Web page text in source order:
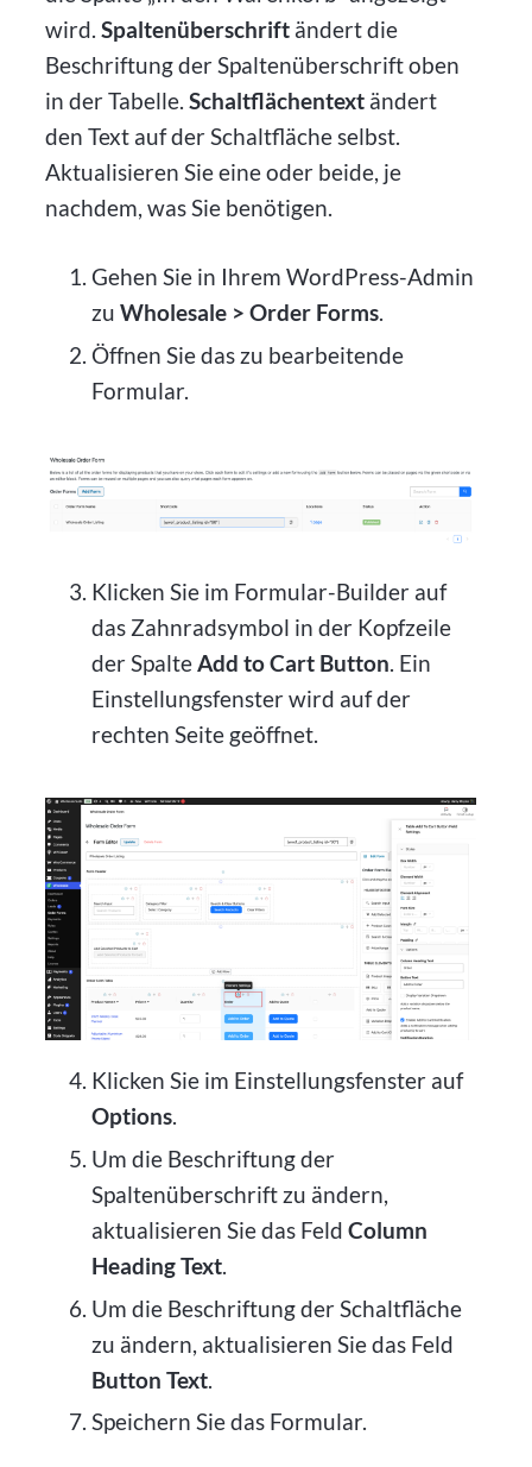
wird.Spaltenüberschrift ändert die
Beschriftung der Spaltenüberschrift oben
in der Tabelle.Schaltflächentext ändert
den Text auf der Schaltfläche selbst.
Aktualisieren Sie eine oder beide, je
nachdem, was Sie benötigen.
Gehen Sie in Ihrem WordPress-Admin
zu Wholesale > Order Forms.
Öffnen Sie das zu bearbeitende
Formular.
Klicken Sie im Formular-Builder auf
das Zahnradsymbol in der Kopfzeile
der Spalte Add to Cart Button . Ein
Einstellungsfenster wird auf der
rechten Seite geöffnet.
Klicken Sie im Einstellungsfenster auf
Options.
Um die Beschriftung der
Spaltenüberschrift zu ändern,
aktualisieren Sie das Feld Column
Heading Text.
Um die Beschriftung der Schaltfläche
zu ändern, aktualisieren Sie das Feld
Button Text.
Speichern Sie das Formular.